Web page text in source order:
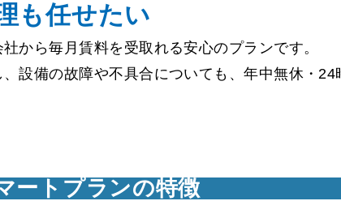
も任せたい
から毎月賃料を受取れる安心のプランです。
設備の故障や不具合についても、年中無休・
ートプランの特徴